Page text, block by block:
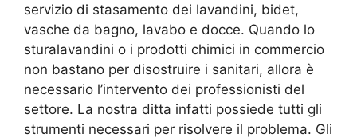
servizio di stasamento dei lavandini, bidet,
vasche da bagno, lavabo e docce. Quando lo
sturalavandini o i prodotti chimici in commercio
non bastano per disostruire i sanitari, allora è
necessario l’intervento dei professionisti del
settore. La nostra ditta infatti possiede tutti gli
strumenti necessari per risolvere il problema. Gli